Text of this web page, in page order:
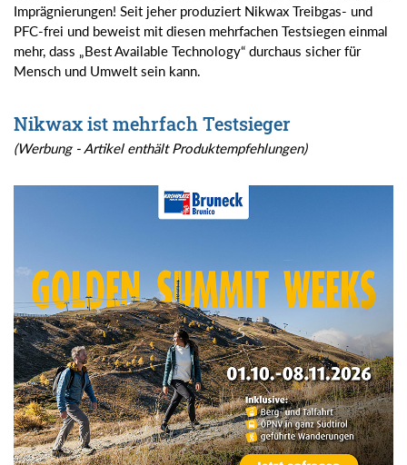
Imprägnierungen! Seit jeher produziert Nikwax Treibgas- und
PFC-frei und beweist mit diesen mehrfachen Testsiegen einmal
mehr, dass „Best Available Technology“ durchaus sicher für
Mensch und Umwelt sein kann.
Nikwax ist mehrfach Testsieger
(Werbung - Artikel enthält Produktempfehlungen)